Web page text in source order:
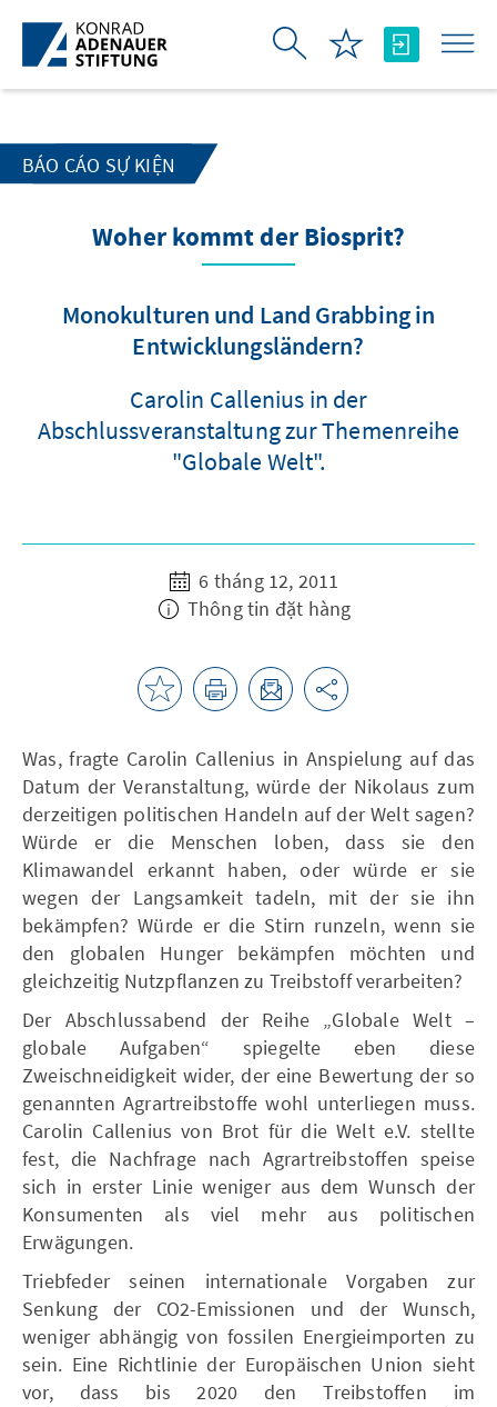
Skip to Main Content
BÁO CÁO SỰ KIỆN
Woher kommt der Biosprit?
Monokulturen und Land Grabbing in
Entwicklungsländern?
Carolin Callenius in der
Abschlussveranstaltung zur Themenreihe
"Globale Welt".
6 tháng 12, 2011
Thông tin đặt hàng
Was, fragte Carolin Callenius in Anspielung auf das
Datum der Veranstaltung, würde der Nikolaus zum
derzeitigen politischen Handeln auf der Welt sagen?
Würde er die Menschen loben, dass sie den
Klimawandel erkannt haben, oder würde er sie
wegen der Langsamkeit tadeln, mit der sie ihn
bekämpfen? Würde er die Stirn runzeln, wenn sie
den globalen Hunger bekämpfen möchten und
gleichzeitig Nutzpflanzen zu Treibstoff verarbeiten?
Der Abschlussabend der Reihe „Globale Welt –
globale Aufgaben“ spiegelte eben diese
Zweischneidigkeit wider, der eine Bewertung der so
genannten Agrartreibstoffe wohl unterliegen muss.
Carolin Callenius von Brot für die Welt e.V. stellte
fest, die Nachfrage nach Agrartreibstoffen speise
sich in erster Linie weniger aus dem Wunsch der
Konsumenten als viel mehr aus politischen
Erwägungen.
Triebfeder seinen internationale Vorgaben zur
Senkung der CO2-Emissionen und der Wunsch,
weniger abhängig von fossilen Energieimporten zu
sein. Eine Richtlinie der Europäischen Union sieht
vor, dass bis 2020 den Treibstoffen im